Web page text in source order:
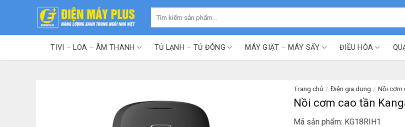
kiếm:
TIVI – LOA – ÂM THANH TỦ LẠNH – TỦ ĐÔNG MÁY GIẶT – MÁY SẤY ĐIỀU HÒA
Trang chủ / Điện gia dụng / Nồi cơm
Nồi cơm cao tần
Mã sản phẩm: KG18RIH1